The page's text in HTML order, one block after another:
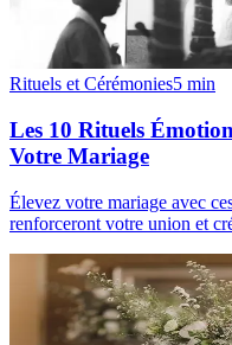
Rituels et Cérémonies5 min
Les 10 Rituels
Votre Mariage
Élevez votre mariage avec
renforceront votre union et